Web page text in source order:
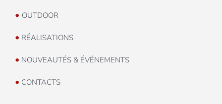
• OUTDOOR
• RÉALISATIONS
• NOUVEAUTÉS & ÉVÉNEMENTS
• CONTACTS